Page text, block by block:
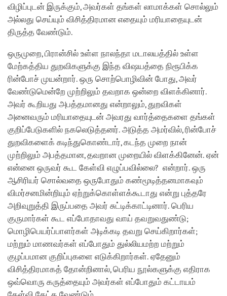
விழிப்புடன் இருக்கும், அவர்கள் தங்கள் லாமாக்கள் சொல்லும்
அல்லது செய்யும் விசித்திரமான எதையும் மரியாதையுடன்
திருத்த வேண்டும்.
ஒருமுறை, பிரான்சில் உள்ள நாலந்தா மடாலயத்தில் உள்ள
மேற்கத்திய துறவிகளுக்கு இந்த விஷயத்தை நிரூபிக்க
ரின்போச் முயன்றார். ஒரு சொற்பொழிவின் போது, அவர்
வேண்டுமென்றே முற்றிலும் தவறாக ஒன்றை விளக்கினார்.
அவர் கூறியது அபத்தமானது என்றாலும், துறவிகள்
அனைவரும் மரியாதையுடன் அவரது வார்த்தைகளை தங்கள்
குறிப்பேடுகளில் நகலெடுத்தனர். அடுத்த அமர்வில், ரின்போச்
துறவிகளைக் கடிந்துகொண்டார், கடந்த முறை நான்
முற்றிலும் அபத்தமான, தவறான முறையில் விளக்கினேன். ஏன்
என்னை ஒருவர் கூட கேள்வி எழுப்பவில்லை? என்றார். ஒரு
ஆசிரியர் சொல்வதை ஒருபோதும் கண்மூடித்தனமாகவும்
விமர்சனமின்றியும் ஏற்றுக்கொள்ளக்கூடாது என்று புத்தரே
அறிவுறுத்தி இருப்பதை அவர் சுட்டிக்காட்டினார். பெரிய
குருமார்கள் கூட எப்போதாவது வாய் தவறுவதுண்டு;
மொழிபெயர்ப்பாளர்கள் அடிக்கடி தவறு செய்கிறார்கள்;
மற்றும் மாணவர்கள் எப்போதும் துல்லியமற்ற மற்றும்
குழப்பமான குறிப்புகளை எடுக்கிறார்கள். ஏதேனும்
விசித்திரமாகத் தோன்றினால், பெரிய நூல்களுக்கு எதிராக
ஒவ்வொரு கருத்தையும் அவர்கள் எப்போதும் கட்டாயம்